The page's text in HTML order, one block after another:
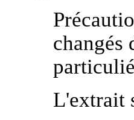
changés
L'extrait